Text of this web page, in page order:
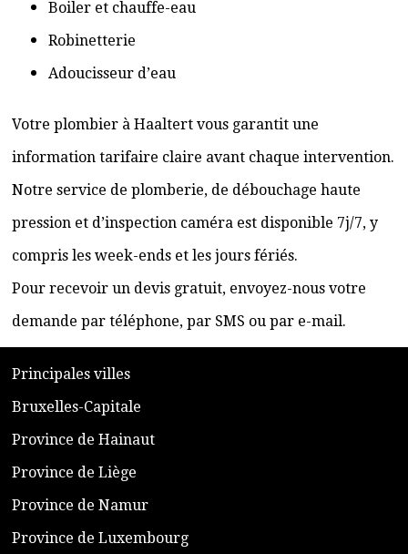
Boiler et chauffe-eau
Robinetterie
Adoucisseur d’eau
Votre plombier à Haaltert vous garantit une
information tarifaire claire avant chaque intervention.
Notre service de plomberie, de débouchage haute
pression et d’inspection caméra est disponible 7j/7, y
compris les week-ends et les jours fériés.
Pour recevoir un devis gratuit, envoyez-nous votre
demande par téléphone, par SMS ou par e-mail.
​Principales villes
​Bruxelles-Capitale
​Province de Hainaut
Province de Liège
​Province de Namur
​Province de Luxembourg